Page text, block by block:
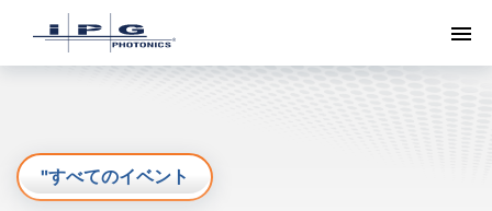
ト
"すべてのイベント